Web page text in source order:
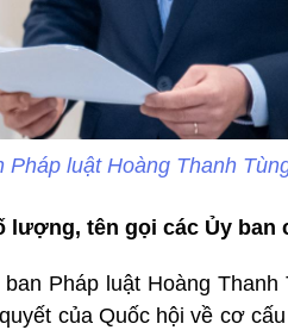
Pháp luật Hoàng Thanh
tên gọi các Ủy ban
Pháp luật Hoàng
của Quốc hội về cơ